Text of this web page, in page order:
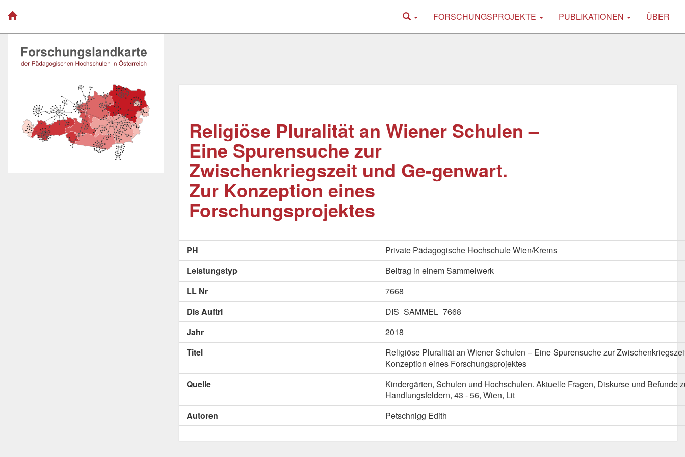
FORSCHUNGSPROJEKTE PUBLIKATIONEN ÜBER
Religiöse Pluralität an Wiener Schulen –
Eine Spurensuche zur
Zwischenkriegszeit und Ge-genwart.
Zur Konzeption eines
Forschungsprojektes
PH
Private Pädagogische Hochschule Wien/Krems
Leistungstyp
Beitrag in einem Sammelwerk
LL Nr
7668
Dis Auftri
DIS_SAMMEL_7668
Jahr
2018
Titel
Religiöse Pluralität an Wiener Schulen – Eine Spurensuche zur
Konzeption eines Forschungsprojektes
Quelle
Kindergärten, Schulen und Hochschulen. Aktuelle Fragen, Diskurse und Befunde
Handlungsfeldern, 43 - 56, Wien, Lit
Autoren
Petschnigg Edith